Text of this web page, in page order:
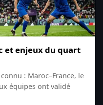
et enjeux du quart
: Maroc–France, le
équipes ont validé